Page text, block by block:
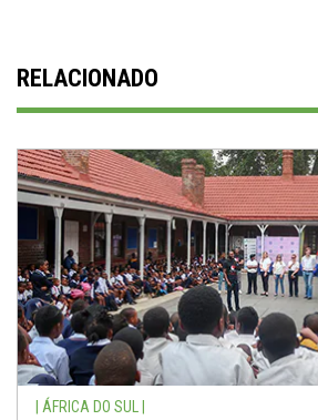
RELACIONADO
| ÁFRICA DO SUL |